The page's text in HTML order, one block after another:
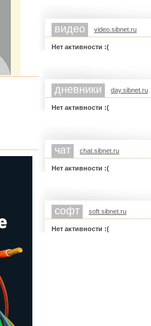
видео video.sibnet.ru
Нет активности :(
дневники day.sibnet.ru
Нет активности :(
чат chat.sibnet.ru
Нет активности :(
софт soft.sibnet.ru
Нет активности :(